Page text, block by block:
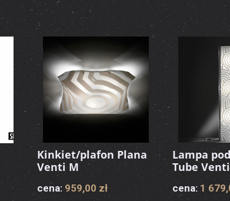
Kinkiet/plafon Plana
Venti M
cena: 959,00 zł
Lampa
Tube
cena: 1